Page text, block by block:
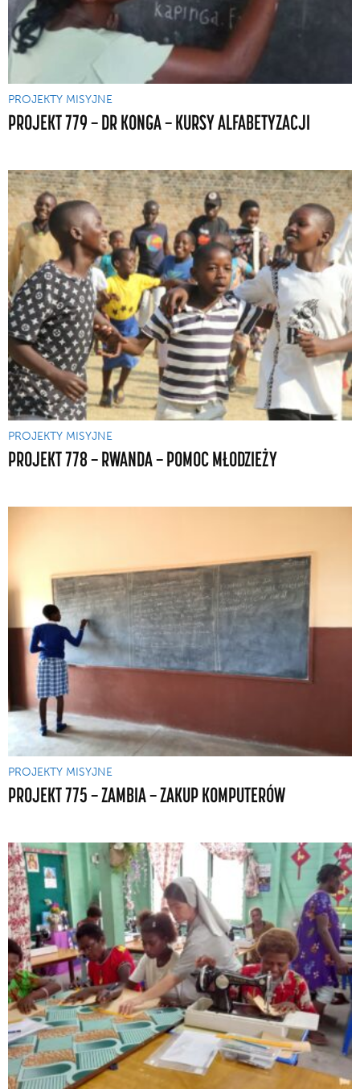
PROJEKTY MISYJNE
PROJEKT 779 — DR KONGA — KURSY ALFABETYZACJI
PROJEKTY MISYJNE
PROJEKT 778 — RWANDA — POMOC MŁODZIEŻY
PROJEKTY MISYJNE
PROJEKT 775 — ZAMBIA — ZAKUP KOMPUTERÓW